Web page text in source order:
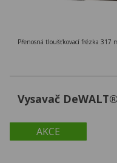
Přenosná tloušťkovací frézka 317
AKCE
Vysavač